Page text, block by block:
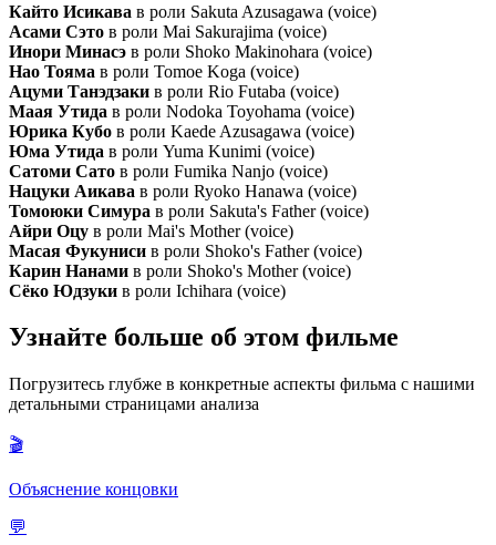
Кайто Исикава в роли Sakuta Azusagawa (voice)
Асами Сэто в роли Mai Sakurajima (voice)
Инори Минасэ в роли Shoko Makinohara (voice)
Нао Тояма в роли Tomoe Koga (voice)
Ацуми Танэдзаки в роли Rio Futaba (voice)
Маая Утида в роли Nodoka Toyohama (voice)
Юрика Кубо в роли Kaede Azusagawa (voice)
Юма Утида в роли Yuma Kunimi (voice)
Сатоми Сато в роли Fumika Nanjo (voice)
Нацуки Аикава в роли Ryoko Hanawa (voice)
Томоюки Симура в роли Sakuta's Father (voice)
Айри Оцу в роли Mai's Mother (voice)
Масая Фукуниси в роли Shoko's Father (voice)
Карин Нанами в роли Shoko's Mother (voice)
Сёко Юдзуки в роли Ichihara (voice)
Узнайте больше об этом фильме
Погрузитесь глубже в конкретные аспекты фильма с нашими
детальными страницами анализа
🎬
Объяснение концовки
💬